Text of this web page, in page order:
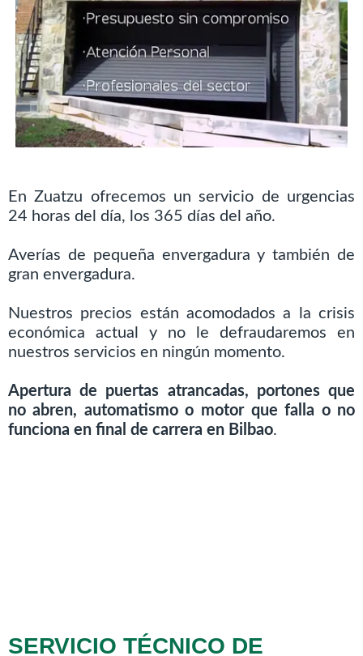
En Zuatzu ofrecemos un servicio de urgencias
24 horas del día, los 365 días del año.
Averías de pequeña envergadura y también de
gran envergadura.
Nuestros precios están acomodados a la crisis
económica actual y no le defraudaremos en
nuestros servicios en ningún momento.
Apertura de puertas atrancadas, portones que
no abren, automatismo o motor que falla o no
funciona en final de carrera en Bilbao.
SERVICIO TÉCNICO DE